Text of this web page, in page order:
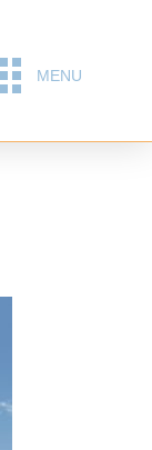
MENU